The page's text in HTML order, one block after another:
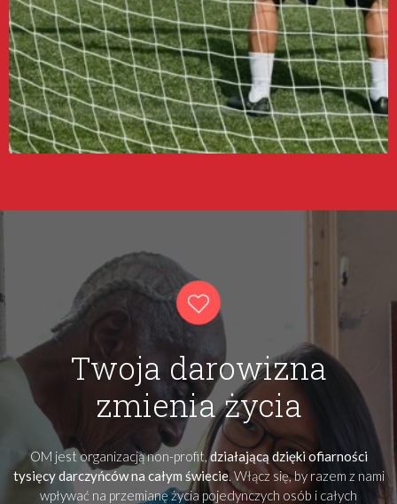
Twoja darowizna
zmienia życia
OM jest organizacją non-profit,działającą dzięki ofiarności
tysięcy darczyńców na całym świecie. Włącz się, by razem z nami
wpływać na przemianę życia pojedynczych osób i całych